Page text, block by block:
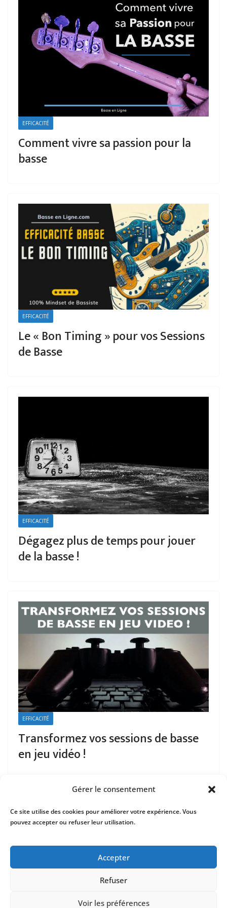
Gérer le consentement
Ce site utilise des cookies pour améliorer votre expérience. Vous
pouvez accepter ou refuser leur utilisation.
Accepter
Refuser
Voir les préférences
EFFICACITÉ
Comment vivre sa passion pour la
basse
EFFICACITÉ
Le « Bon Timing » pour vos Sessions
de Basse
EFFICACITÉ
Dégagez plus de temps pour jouer
de la basse !
EFFICACITÉ
Transformez vos sessions de basse
en jeu vidéo !